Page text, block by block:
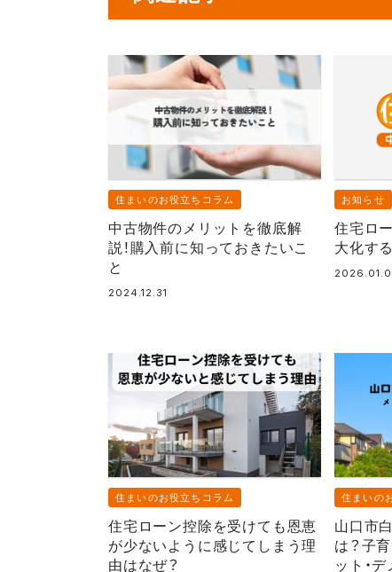
住まいのお役立ちコラム
中古物件のメリットを徹底解
説！購入前に知っておきたいこ
と
2024.12.31
お知らせ
住宅ロ
大化す
住まいのお役立ちコラム
住宅ローン控除を受けても恩恵
が少ないように感じてしまう理
由はなぜ？
住まいの
山口市
は？子
ット・